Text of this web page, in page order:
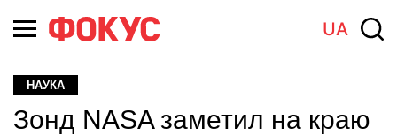
UA
НАУКА
Зонд NASA заметил на краю